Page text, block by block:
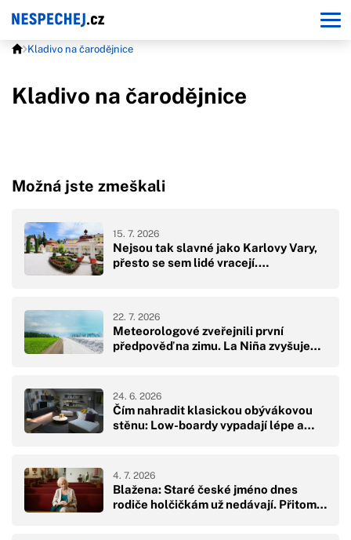
Kladivo na čarodějnice
Kladivo na čarodějnice
Možná jste zmeškali
Nejsou tak slavné jako Karlovy Vary,
přesto se sem lidé vracejí.…
15. 7. 2026
Meteorologové zveřejnili první
předpověď na zimu. La Niña zvyšuje…
22. 7. 2026
Čím nahradit klasickou obývákovou
stěnu: Low-boardy vypadají lépe a…
24. 6. 2026
Blažena: Staré české jméno dnes
rodiče holčičkám už nedávají. Přitom…
4. 7. 2026